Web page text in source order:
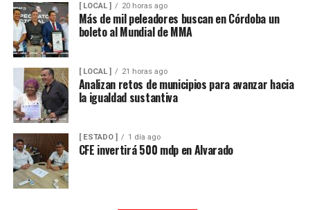
[ LOCAL ] 20 horas ago
Más de mil peleadores buscan en Córdoba un
boleto al Mundial de MMA
[ LOCAL ] 21 horas ago
Analizan retos de municipios para avanzar hacia
la igualdad sustantiva
[ ESTADO ] 1 día ago
CFE invertirá 500 mdp en Alvarado